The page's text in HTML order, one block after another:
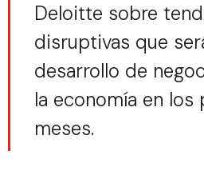
Deloitte sobre
disruptivas que
desarrollo de
la economía en los
meses.